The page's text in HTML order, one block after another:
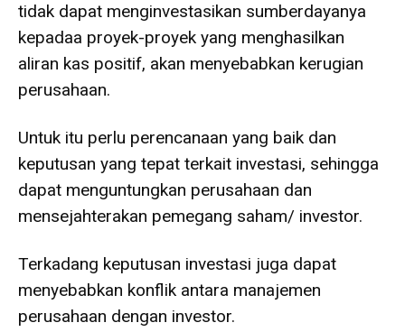
tidak dapat menginvestasikan sumberdayanya
kepadaa proyek-proyek yang menghasilkan
aliran kas positif, akan menyebabkan kerugian
perusahaan.
Untuk itu perlu perencanaan yang baik dan
keputusan yang tepat terkait investasi, sehingga
dapat menguntungkan perusahaan dan
mensejahterakan pemegang saham/ investor.
Terkadang keputusan investasi juga dapat
menyebabkan konflik antara manajemen
perusahaan dengan investor.